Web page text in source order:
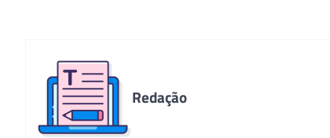
Redação